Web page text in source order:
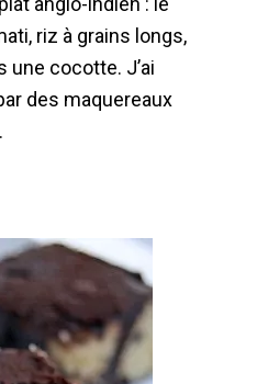
riz à grains longs,
une cocotte. J’ai
des maquereaux